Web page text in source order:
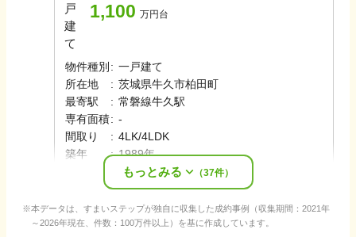
1,100 万円台
物件種別 : 一戸建て
所在地
: 茨城県牛久市柏田町
最寄駅
: 常磐線牛久駅
専有面積: -
間取り
: 4LK/4LDK
築年
: 1989年
2025年11月
もっとみる （37件）
本データは、すまいステップが独自に収集した成約事例（収集期間：2021年
～2026年現在、件数：100万件以上）を基に作成しています。